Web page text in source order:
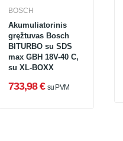
BOSCH
Akumuliatorinis
gręžtuvas Bosch
BITURBO su SDS
max GBH 18V-40 C,
su XL-BOXX
733,98 € su PVM